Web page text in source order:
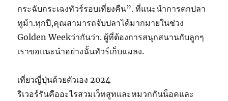
กระฉับกระเฉงทัวร์รอบเที่ยงคืน”. ที่แนะนำการตกปลา
ทูม้า.ทุกปี,คุณสามารถจับปลาได้มากมายในช่วง
Golden Weekว่ากันว่า. ผู้ที่ต้องการสนุกสนานกับลูกๆ
เราขอแนะนำอย่างนั้นทัวร์เก็บแมลง.
เที่ยวญี่ปุ่นด้วยตัวเอง 2024
ริเวอร์รันคืออะไรสวมเว็ทสูทและหมวกกันน็อคและ